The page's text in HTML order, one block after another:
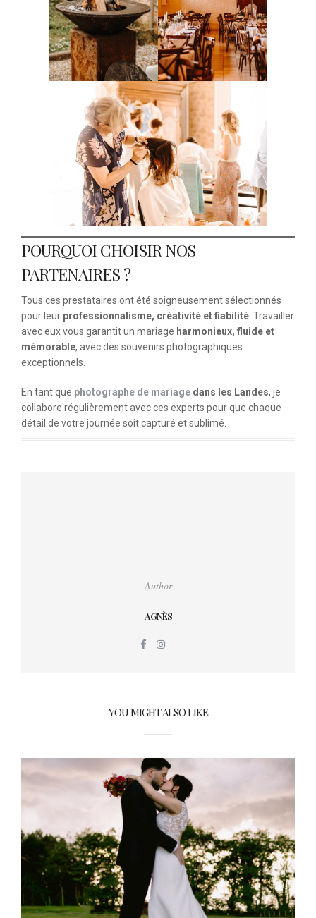
POURQUOI CHOISIR NOS
PARTENAIRES ?
Tous ces prestataires ont été soigneusement sélectionnés
pour leur professionnalisme, créativité et fiabilité. Travailler
avec eux vous garantit un mariage harmonieux, fluide et
mémorable, avec des souvenirs photographiques
exceptionnels.
En tant que photographe de mariage dans les Landes, je
collabore régulièrement avec ces experts pour que chaque
détail de votre journée soit capturé et sublimé.
Author
AGNÈS
YOU MIGHT ALSO LIKE